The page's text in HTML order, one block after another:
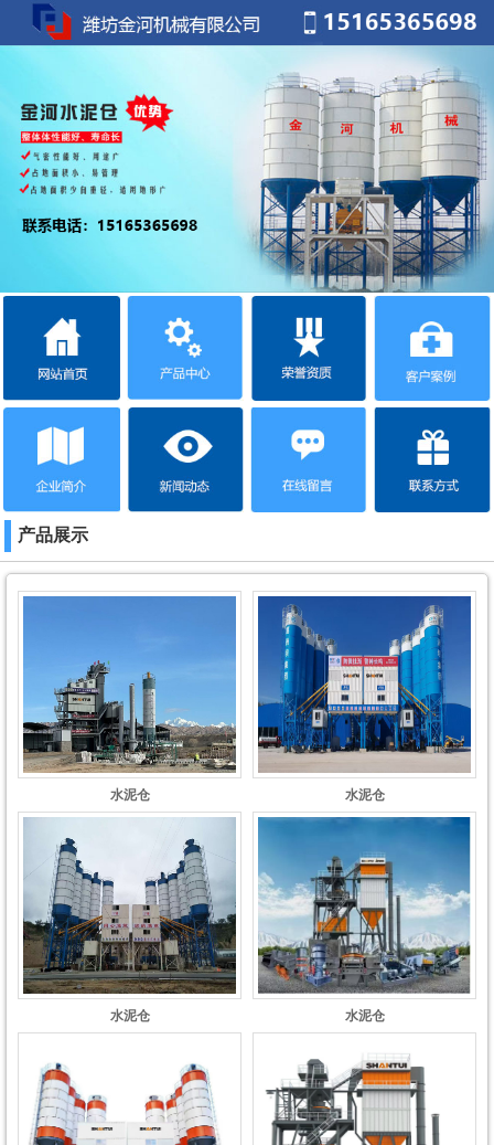
产品展示
水泥仓 水泥仓
水泥仓 水泥仓